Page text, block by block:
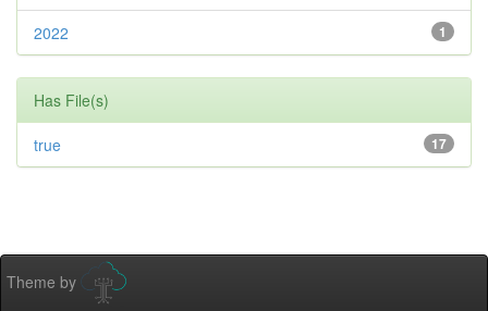
1
2022
Has File(s)
17
true
Theme by